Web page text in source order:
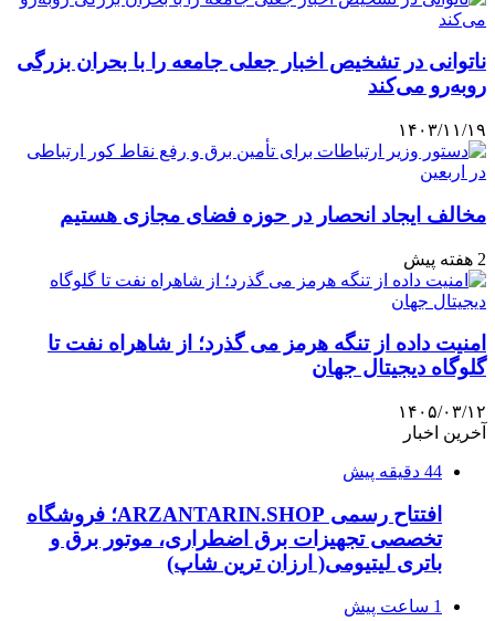
ناتوانی در تشخیص اخبار جعلی جامعه را با بحران بزرگی
روبه‌رو می‌کند
۱۴۰۳/۱۱/۱۹
مخالف ایجاد انحصار در حوزه فضای مجازی هستیم
2 هفته پیش
امنیت داده از تنگه هرمز می گذرد؛ از شاهراه نفت تا
گلوگاه دیجیتال جهان
۱۴۰۵/۰۳/۱۲
آخرین اخبار
44 دقیقه پیش
افتتاح رسمی ARZANTARIN.SHOP؛ فروشگاه
تخصصی تجهیزات برق اضطراری، موتور برق و
باتری لیتیومی( ارزان ترین شاپ)
1 ساعت پیش